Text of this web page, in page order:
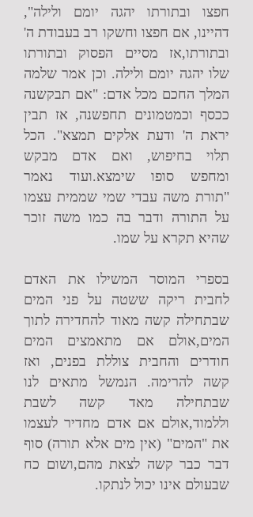
חפצו ובתורתו יהגה יומם ולילה",
דהיינו, אם חפצו וחשקו רב בעבודת ה'
ובתורתו,אז מסיים הפסוק ובתורתו
שלו יהגה יומם ולילה. וכן אמר שלמה
המלך החכם מכל אדם: "אם תבקשנה
ככסף וכמטמונים תחפשנה, אז תבין
יראת ה' ודעת אלקים תמצא". הכל
תלוי בחיפוש, ואם אדם מבקש
ומחפש סופו שימצא.ועוד נאמר
"תורת משה עבדי שמי שממית עצמו
על התורה ודבר בה כמו משה זוכר
שהיא תקרא על שמו.
בספרי המוסר המשילו את האדם
לחבית ריקה ששטה על פני המים
שבתחילה קשה מאוד להחדירה לתוך
המים,אולם אם מתאמצים המים
חודרים והחבית צוללת בפנים, ואז
קשה להרימה. הנמשל מתאים לנו
שבתחילה מאד קשה לשבת
וללמוד,אולם אם אדם מחדיר לעצמו
את "המים" (אין מים אלא תורה) סוף
דבר כבר קשה לצאת מהם,ושום כח
שבעולם אינו יכול לנתקו.